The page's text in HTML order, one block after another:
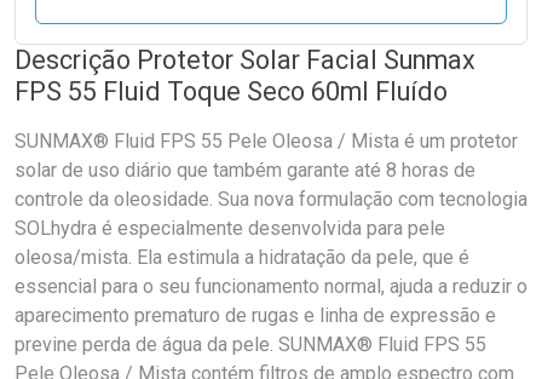
Descrição Protetor Solar Facial Sunmax
FPS 55 Fluid Toque Seco 60ml Fluído
SUNMAX® Fluid FPS 55 Pele Oleosa / Mista é um protetor
solar de uso diário que também garante até 8 horas de
controle da oleosidade. Sua nova formulação com tecnologia
SOLhydra é especialmente desenvolvida para pele
oleosa/mista. Ela estimula a hidratação da pele, que é
essencial para o seu funcionamento normal, ajuda a reduzir o
aparecimento prematuro de rugas e linha de expressão e
previne perda de água da pele. SUNMAX® Fluid FPS 55
Pele Oleosa / Mista contém filtros de amplo espectro com